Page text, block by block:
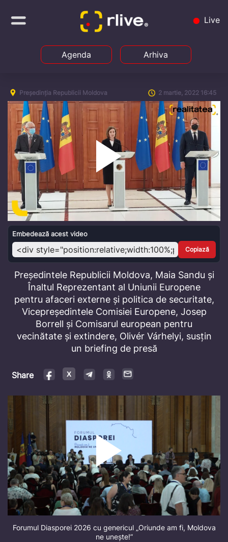
Live
Agenda Arhiva
Președinția Republicii Moldova 2 martie, 2022 16:45
Play
Video
Embedează acest video
Copiază
Președintele Republicii Moldova, Maia Sandu și
Înaltul Reprezentant al Uniunii Europene
pentru afaceri externe și politica de securitate,
Vicepreședintele Comisiei Europene, Josep
Borrell și Comisarul european pentru
vecinătate și extindere, Olivér Várhelyi, susțin
un briefing de presă
Share
Forumul Diasporei 2026 cu genericul „Oriunde am fi, Moldova
ne unește!”